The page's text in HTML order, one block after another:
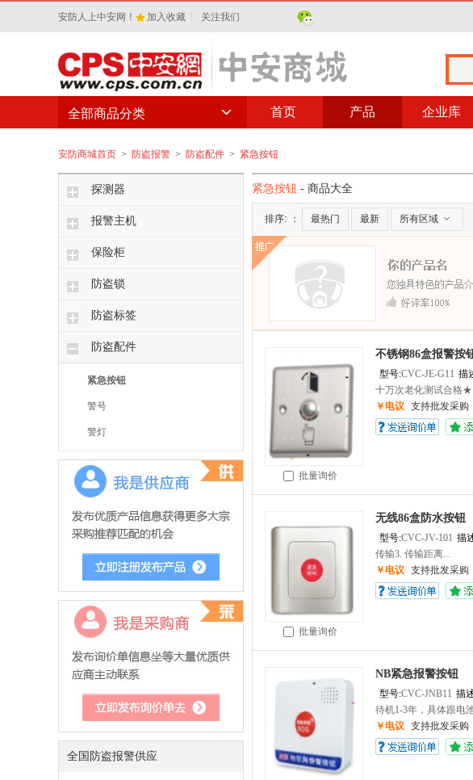
安防人上中安网！ 加入收藏 关注我们
首页 产品 企业库
全部商品分类
安防商城首页 > 防盗报警 > 防盗配件 > 紧急按钮
探测器
报警主机
保险柜
防盗锁
防盗标签
防盗配件
紧急按钮
警号
警灯
全国防盗报警供应
紧急按钮 - 商品大全
排序: ： 最热门 最新 所有区域
批量询价
不锈钢86盒报警按
型号:CVC-JE-G11 描
十万次老化测试合格★
￥电议 支持批发采购
批量询价
无线86盒防水按钮
型号:CVC-JV-101 描
传输3. 传输距离...
￥电议 支持批发采购
NB紧急报警按钮
型号:CVC-JNB11 描
待机1-3年，具体跟电
￥电议 支持批发采购